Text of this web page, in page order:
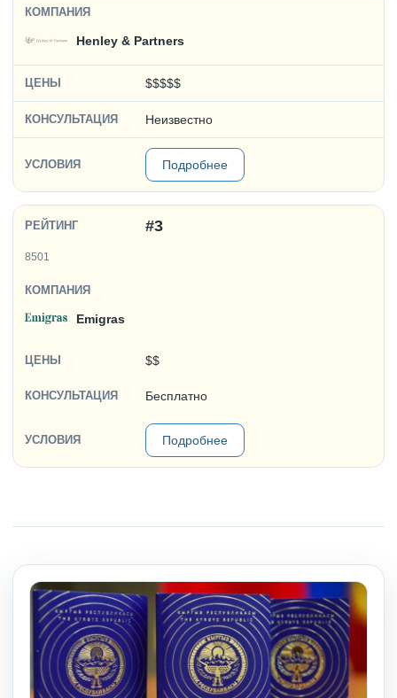
Henley & Partners
$$$$$
Неизвестно
Подробнее
#3
8501
Emigras
$$
Бесплатно
Подробнее